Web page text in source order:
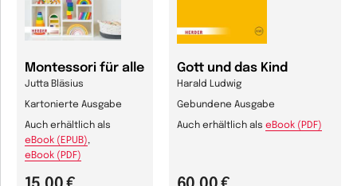
Montessori für alle
Jutta Bläsius
Kartonierte Ausgabe
Auch erhältlich als
eBook (EPUB),
eBook (PDF)
Gott und das Kind
Harald Ludwig
Gebundene Ausgabe
Auch erhältlich als eBook (PDF)